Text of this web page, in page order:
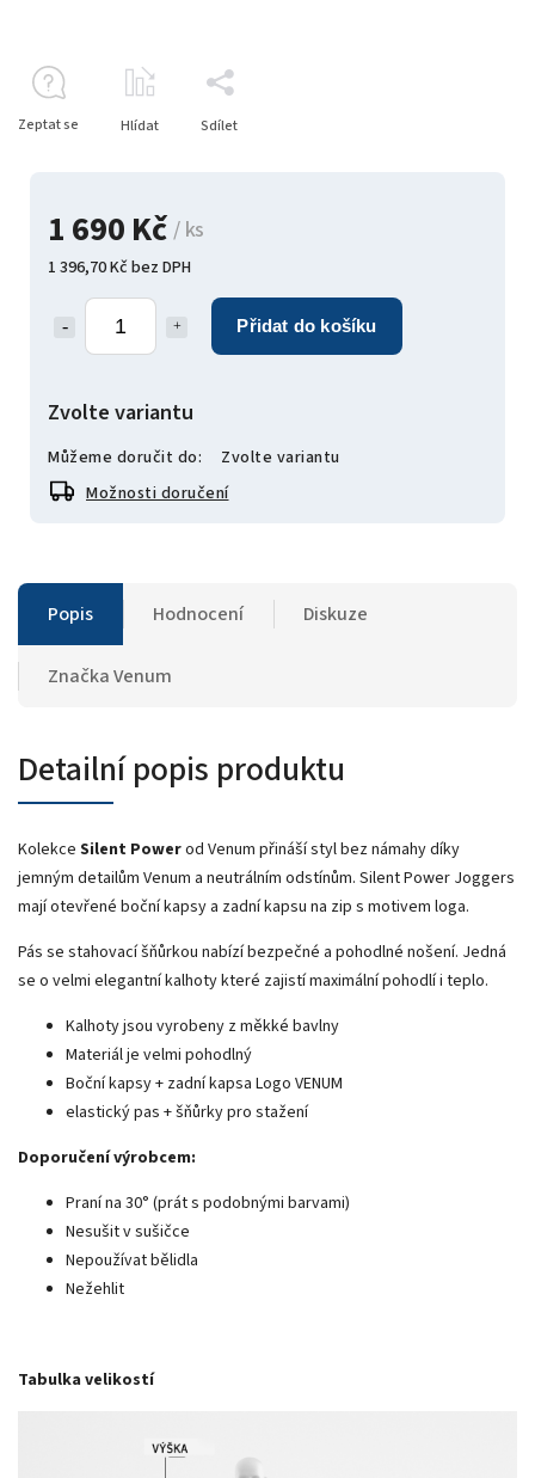
1 690 Kč/ ks
1 396,70 Kč bez DPH
Přidat do košíku
Zvolte variantu
Můžeme doručit do:
Zvolte variantu
Možnosti doručení
Zeptat se Hlídat Sdílet
Popis Hodnocení Diskuze
ZnačkaVenum
Detailní popis produktu
Kolekce Silent Powerod Venum přináší styl bez námahy díky
jemným detailům Venum a neutrálním odstínům. Silent Power Joggers
mají otevřené boční kapsy a zadní kapsu na zip s motivem loga.
Pás se stahovací šňůrkou nabízí bezpečné a pohodlné nošení. Jedná
se o velmi elegantní kalhoty které zajistí maximální pohodlí i teplo.
Kalhoty jsou vyrobeny z měkké bavlny
Materiál je velmi pohodlný
Boční kapsy + zadní kapsa Logo VENUM
elastický pas + šňůrky pro stažení
Doporučení výrobcem:
Praní na 30° (prát s podobnými barvami)
Nesušit v sušičce
Nepoužívat bělidla
Nežehlit
Tabulka velikostí